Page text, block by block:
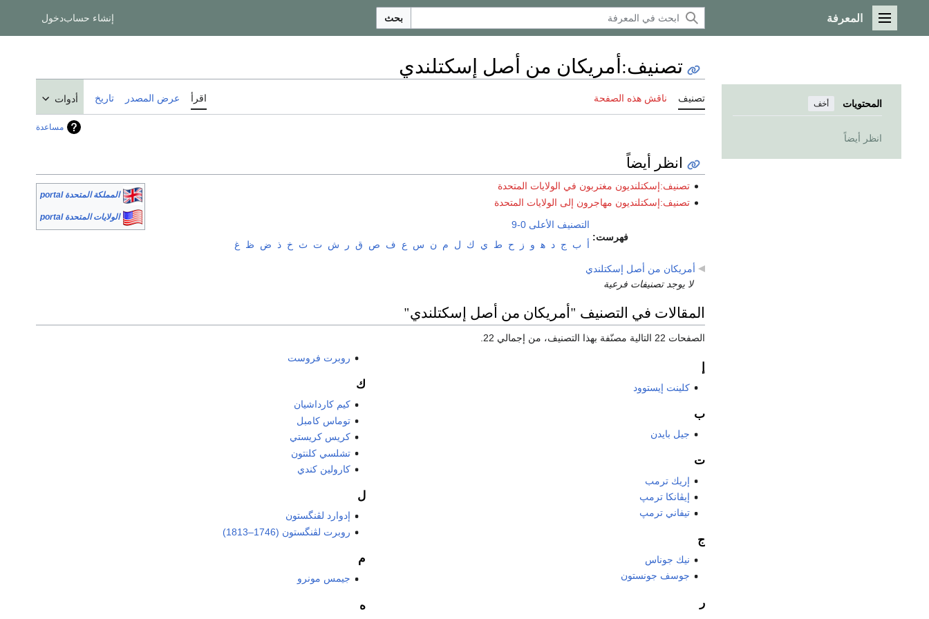
القائمة الرئيسية
المعرفة بحث إنشاء حسابدخول
المحتويات أخف
انظر أيضاً
تصنيف:أمريكان من أصل إسكتلندي
تصنيف ناقش هذه الصفحة اقرأ عرض المصدر تاريخ أدوات
مساعدة
انظر أيضاً
المملكة المتحدة portal
الولايات المتحدة portal
تصنيف:إسكتلنديون مغتربون في الولايات المتحدة
تصنيف:إسكتلنديون مهاجرون إلى الولايات المتحدة
فهرست:
التصنيف الأعلى 0-9
أ
ب ج د ﻫ و ز ح ط ي ك ل م ن س ع ف ص ق ر ش ت ث خ ذ ض ظ غ
أمريكان من أصل إسكتلندي
لا يوجد تصنيفات فرعية
المقالات في التصنيف "أمريكان من أصل إسكتلندي"
الصفحات 22 التالية مصنّفة بهذا التصنيف، من إجمالي 22.
إ
كلينت إيستوود
ب
جيل بايدن
ت
إريك ترمب
إيڤانكا ترمپ
تيفاني ترمپ
ج
نيك جوناس
جوسف جونستون
ر
روبرت فروست
ك
كيم كارداشيان
توماس كامبل
كريس كريستي
تشلسي كلنتون
كارولين كندي
ل
إدوارد لڤنگستون
روبرت لڤنگستون (1746–1813)
م
جيمس مونرو
ه